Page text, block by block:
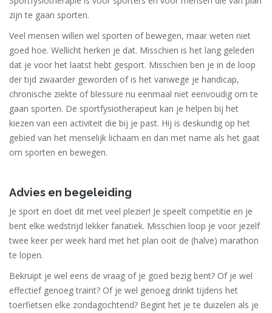
zijn te gaan sporten.
Veel mensen willen wel sporten of bewegen, maar weten niet
goed hoe. Wellicht herken je dat. Misschien is het lang geleden
dat je voor het laatst hebt gesport. Misschien ben je in de loop
der tijd zwaarder geworden of is het vanwege je handicap,
chronische ziekte of blessure nu eenmaal niet eenvoudig om te
gaan sporten. De sportfysiotherapeut kan je helpen bij het
kiezen van een activiteit die bij je past. Hij is deskundig op het
gebied van het menselijk lichaam en dan met name als het gaat
om sporten en bewegen.
Advies en begeleiding
Je sport en doet dit met veel plezier! Je speelt competitie en je
bent elke wedstrijd lekker fanatiek. Misschien loop je voor jezelf
twee keer per week hard met het plan ooit de (halve) marathon
te lopen.
Bekruipt je wel eens de vraag of je goed bezig bent? Of je wel
effectief genoeg traint? Of je wel genoeg drinkt tijdens het
toerfietsen elke zondagochtend? Begint het je te duizelen als je